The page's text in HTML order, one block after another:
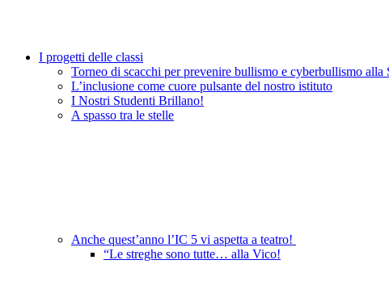
I progetti delle classi
Torneo di scacchi per prevenire bullismo e cyberbullismo
L’inclusione come cuore pulsante del nostro istituto
I Nostri Studenti Brillano!
A spasso tra le stelle
Anche quest’anno l’IC 5 vi aspetta a teatro!
“Le streghe sono tutte… alla Vico!